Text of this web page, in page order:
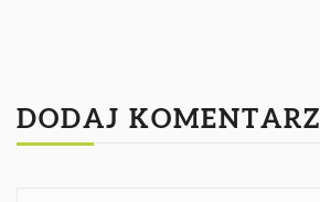
DODAJ KOMENTARZ